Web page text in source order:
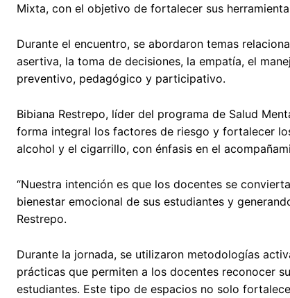
Mixta, con el objetivo de fortalecer sus
Durante el encuentro, se abordaron temas
asertiva, la toma de decisiones, la empatía, el
preventivo, pedagógico y participativo.
Bibiana Restrepo, líder del programa de Salud
forma integral los factores de riesgo y fortalecer
alcohol y el cigarrillo, con énfasis en el
“Nuestra intención es que los docentes se
bienestar emocional de sus estudiantes y
Restrepo.
Durante la jornada, se utilizaron metodologías
prácticas que permiten a los docentes reconocer
estudiantes. Este tipo de espacios no solo